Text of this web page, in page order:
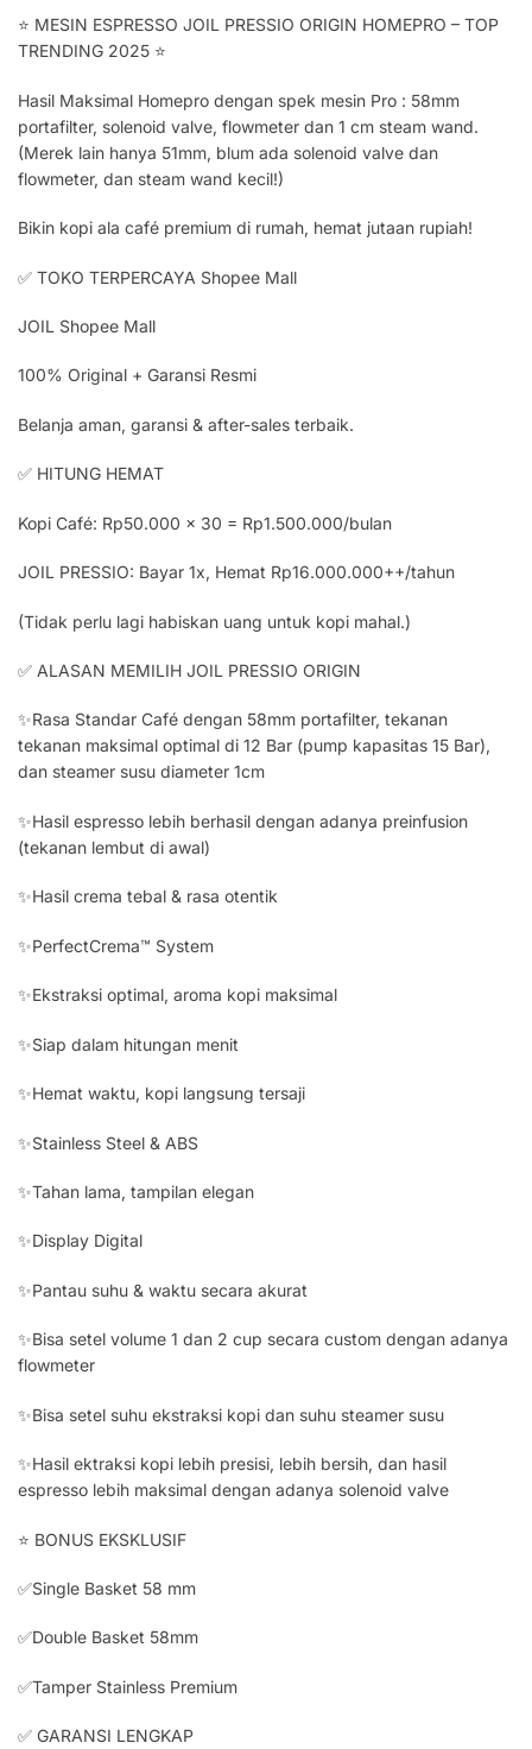
⭐ MESIN ESPRESSO JOIL PRESSIO ORIGIN HOMEPRO – TOP
TRENDING 2025 ⭐
Hasil Maksimal Homepro dengan spek mesin Pro : 58mm
portafilter, solenoid valve, flowmeter dan 1 cm steam wand.
(Merek lain hanya 51mm, blum ada solenoid valve dan
flowmeter, dan steam wand kecil!)
Bikin kopi ala café premium di rumah, hemat jutaan rupiah!
✅ TOKO TERPERCAYA Shopee Mall
JOIL Shopee Mall
100% Original + Garansi Resmi
Belanja aman, garansi & after-sales terbaik.
✅ HITUNG HEMAT
Kopi Café: Rp50.000 x 30 = Rp1.500.000/bulan
JOIL PRESSIO: Bayar 1x, Hemat Rp16.000.000++/tahun
(Tidak perlu lagi habiskan uang untuk kopi mahal.)
✅ ALASAN MEMILIH JOIL PRESSIO ORIGIN
✨Rasa Standar Café dengan 58mm portafilter, tekanan
tekanan maksimal optimal di 12 Bar (pump kapasitas 15 Bar),
dan steamer susu diameter 1cm
✨Hasil espresso lebih berhasil dengan adanya preinfusion
(tekanan lembut di awal)
✨Hasil crema tebal & rasa otentik
✨PerfectCrema™ System
✨Ekstraksi optimal, aroma kopi maksimal
✨Siap dalam hitungan menit
✨Hemat waktu, kopi langsung tersaji
✨Stainless Steel & ABS
✨Tahan lama, tampilan elegan
✨Display Digital
✨Pantau suhu & waktu secara akurat
✨Bisa setel volume 1 dan 2 cup secara custom dengan adanya
flowmeter
✨Bisa setel suhu ekstraksi kopi dan suhu steamer susu
✨Hasil ektraksi kopi lebih presisi, lebih bersih, dan hasil
espresso lebih maksimal dengan adanya solenoid valve
⭐ BONUS EKSKLUSIF
✅Single Basket 58 mm
✅Double Basket 58mm
✅Tamper Stainless Premium
✅ GARANSI LENGKAP